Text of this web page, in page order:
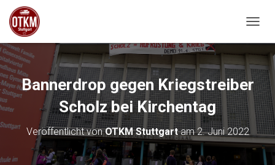
Bannerdrop gegen Kriegstreiber
Scholz bei Kirchentag
Veröffentlicht vonOTKM Stuttgartam2. Juni 2022